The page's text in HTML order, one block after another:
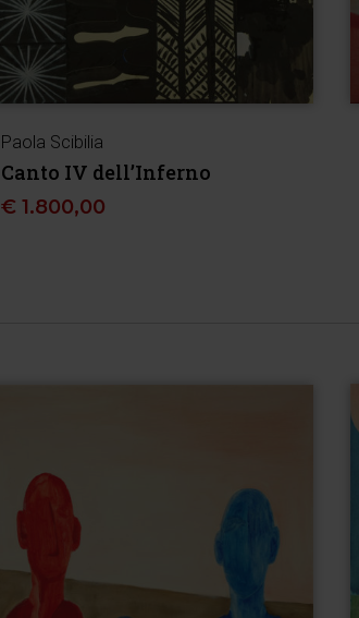
Paola Scibilia
Canto IV dell’Inferno
€ 1.800,00